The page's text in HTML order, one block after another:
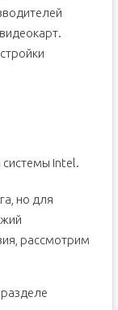
системы Intel.
но для
рассмотрим